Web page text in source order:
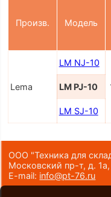
Произв. Модель
Lema
LM NJ-10
LM PJ-10
LM SJ-10
ООО "Техника для
Московский пр-т, д.
E-mail: info@pt-76.ru